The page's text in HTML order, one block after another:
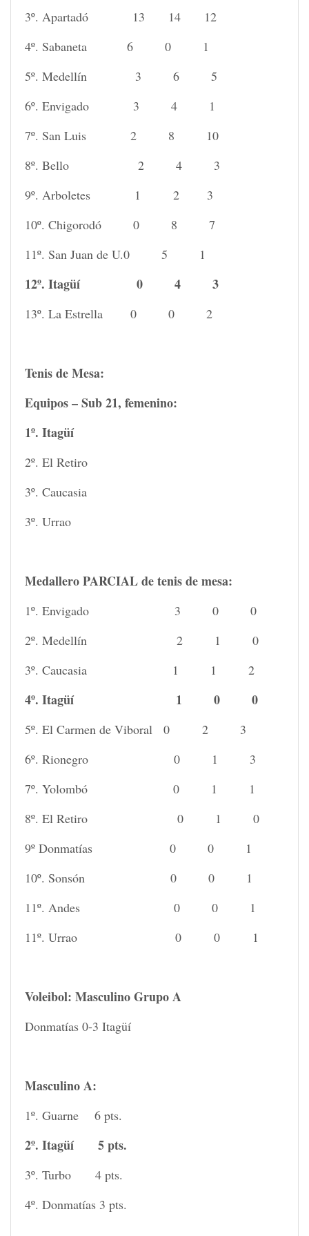
3º. Apartadó 13 14 12
4º. Sabaneta 6 0 1
5º. Medellín 3 6 5
6º. Envigado 3 4 1
7º. San Luis 2 8 10
8º. Bello 2 4 3
9º. Arboletes 1 2 3
10º. Chigorodó 0 8 7
11º. San Juan de U.0 5 1
12º. Itagüí 0 4 3
13º. La Estrella 0 0 2
Tenis de Mesa:
Equipos – Sub 21, femenino:
1º. Itagüí
2º. El Retiro
3º. Caucasia
3º. Urrao
Medallero PARCIAL de tenis de mesa:
1º. Envigado 3 0 0
2º. Medellín 2 1 0
3º. Caucasia 1 1 2
4º. Itagüí 1 0 0
5º. El Carmen de Viboral 0 2 3
6º. Rionegro 0 1 3
7º. Yolombó 0 1 1
8º. El Retiro 0 1 0
9º Donmatías 0 0 1
10º. Sonsón 0 0 1
11º. Andes 0 0 1
11º. Urrao 0 0 1
Voleibol: Masculino Grupo A
Donmatías 0-3 Itagüí
Masculino A:
1º. Guarne 6 pts.
2º. Itagüí 5 pts.
3º. Turbo 4 pts.
4º. Donmatías 3 pts.